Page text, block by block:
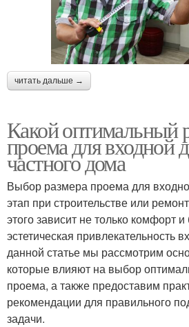
читать дальше →
Какой оптимальный
проема для входной
частного дома
Выбор размера проема для
этап при строительстве или
этого зависит не только комфорт
эстетическая привлекательность
данной статье мы рассмотрим
которые влияют на выбор
проема, а также предоставим
рекомендации для правильного
задачи.